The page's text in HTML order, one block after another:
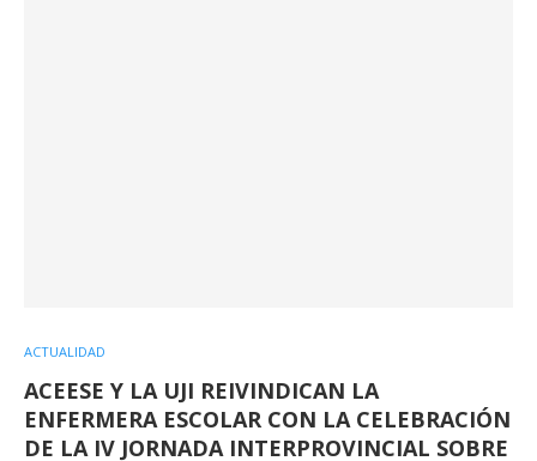
ACTUALIDAD
ACEESE Y LA UJI REIVINDICAN LA
ENFERMERA ESCOLAR CON LA CELEBRACIÓN
DE LA IV JORNADA INTERPROVINCIAL SOBRE